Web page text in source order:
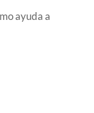
ayuda a